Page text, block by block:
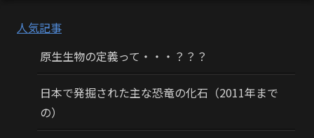
人気記事
原生生物の定義って・・・？？？
日本で発掘された主な恐竜の化石（2011年まで
の）